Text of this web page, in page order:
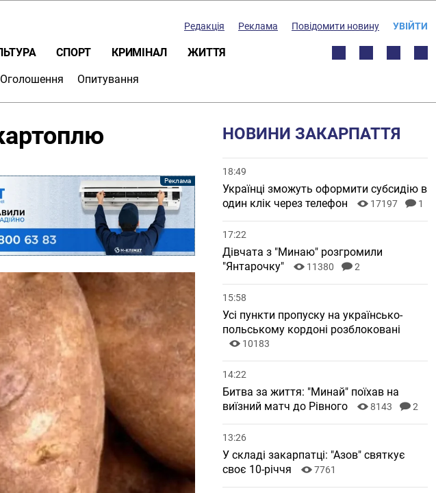
Редакція Реклама Повідомити новину УВІЙТИ
СПОРТ КРИМІНАЛ ЖИТТЯ
Оголошення Опитування
НОВИНИ ЗАКАРПАТТЯ
18:49
Українці зможуть оформити субсидію в
один клік через телефон
17197 1
17:22
Дівчата з "Минаю" розгромили
"Янтарочку"
11380 2
15:58
Усі пункти пропуску на українсько-
польському кордоні розблоковані
10183
14:22
Битва за життя: "Минай" поїхав на
виїзний матч до Рівного
8143 2
13:26
У складі закарпатці: "Азов" святкує
своє 10-річчя
7761